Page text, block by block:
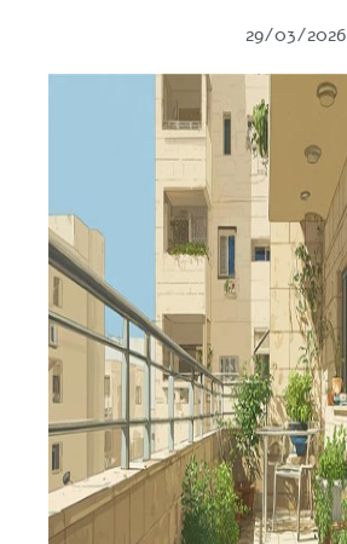
29/03/2026